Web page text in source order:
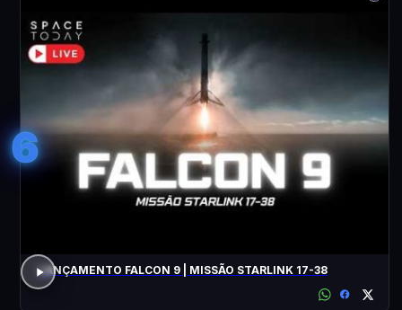
6
LANÇAMENTO FALCON 9 | MISSÃO STARLINK 17-38